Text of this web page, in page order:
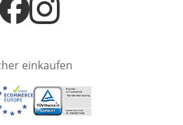
Öffnet in neuem Fenster
Öffnet in neuem Fenster
einkaufen
neuem Fenster
in neuem Fenster
Öffnet in neuem Fenster